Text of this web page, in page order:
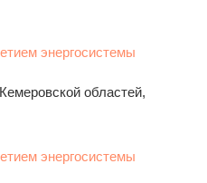
областей,